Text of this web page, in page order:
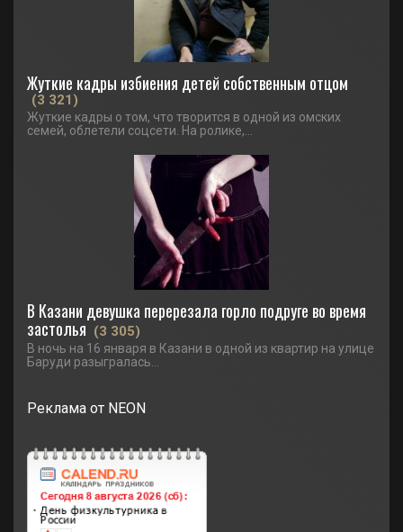
Жуткие кадры избиения детей собственным отцом
(3 321)
Жуткие кадры о том, что творится в одной из омских
семей, облетели соцсети. На ролике,...
В Казани девушка перерезала горло подруге во время
застолья (3 305)
В ночь на 16 января в Казани в одной из квартир на улице
Баруди разыгралась...
Реклама от NEON